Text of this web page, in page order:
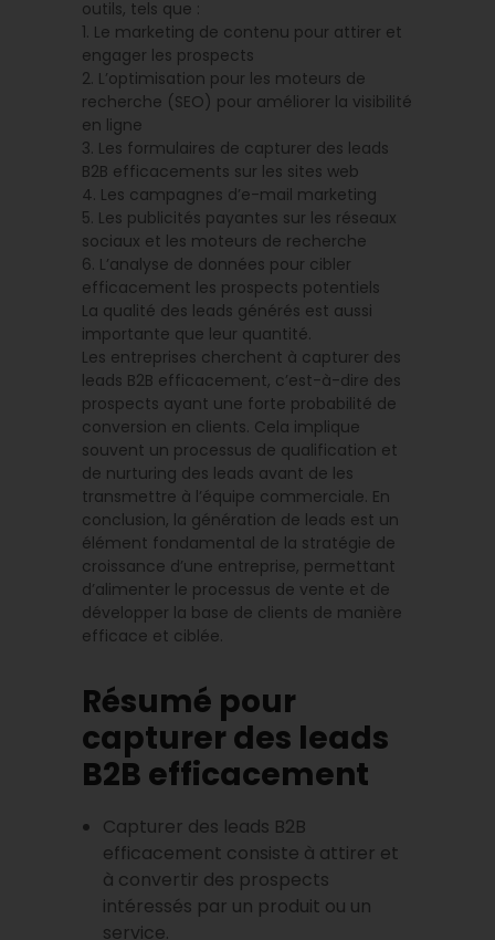
outils, tels que :
1. Le marketing de contenu pour attirer et
engager les prospects
2. L’optimisation pour les moteurs de
recherche (SEO) pour améliorer la visibilité
en ligne
3. Les formulaires de capturer des leads
B2B efficacements sur les sites web
4. Les campagnes d’e-mail marketing
5. Les publicités payantes sur les réseaux
sociaux et les moteurs de recherche
6. L’analyse de données pour cibler
efficacement les prospects potentiels
La qualité des leads générés est aussi
importante que leur quantité.
Les entreprises cherchent à capturer des
leads B2B efficacement, c’est-à-dire des
prospects ayant une forte probabilité de
conversion en clients. Cela implique
souvent un processus de qualification et
de nurturing des leads avant de les
transmettre à l’équipe commerciale. En
conclusion, la génération de leads est un
élément fondamental de la stratégie de
croissance d’une entreprise, permettant
d’alimenter le processus de vente et de
développer la base de clients de manière
efficace et ciblée.
Résumé pour
capturer des leads
B2B efficacement
Capturer des leads B2B
efficacement consiste à attirer et
à convertir des prospects
intéressés par un produit ou un
service.